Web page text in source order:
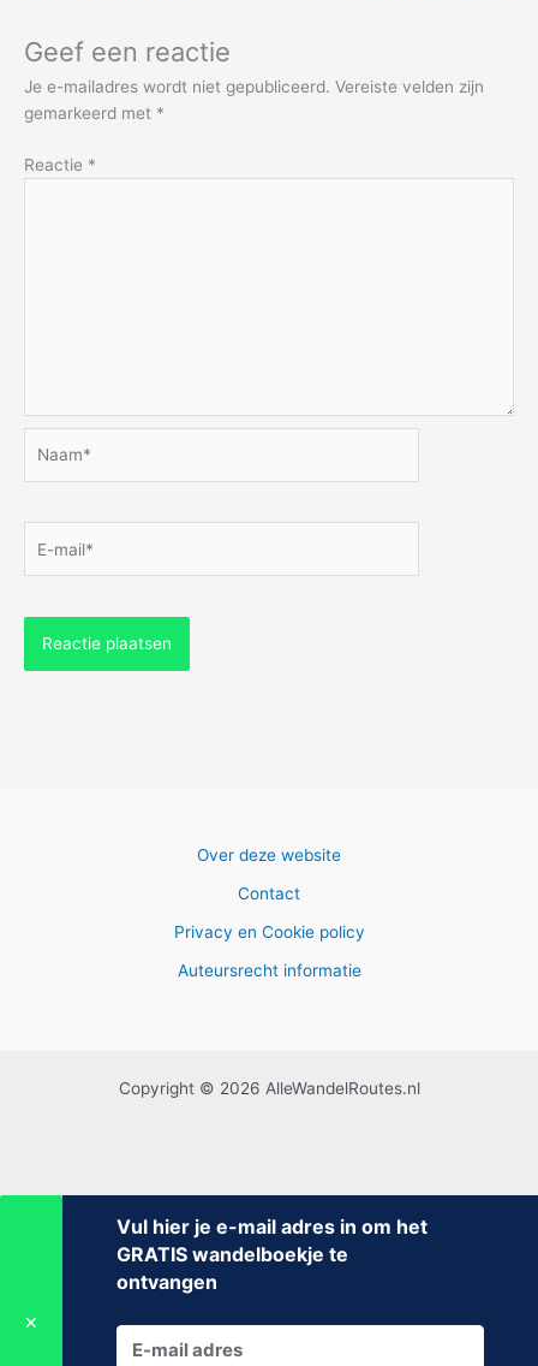
Geef een reactie
Je e-mailadres wordt niet gepubliceerd. Vereiste velden zijn
gemarkeerd met *
Reactie *
mail*
Over deze website
Contact
Privacy en Cookie policy
Auteursrecht informatie
Copyright © 2026 AlleWandelRoutes.nl
✕
Vul hier je e-mail adres in om het
GRATIS wandelboekje te
ontvangen